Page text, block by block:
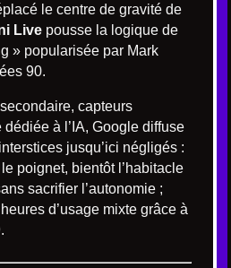
le centre de gravité de
Live pousse la logique de
» popularisée par Mark
90.
capteurs
à l’IA, Google diffuse
jusqu’ici négligés :
poignet, bientôt l’habitacle
sacrifier l’autonomie ;
d’usage mixte grâce à